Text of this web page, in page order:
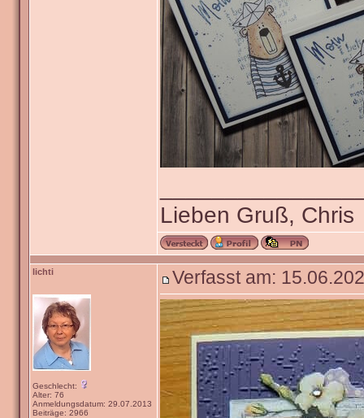
Lieben Gruß, Chris
lichti
Geschlecht:
Alter: 76
Anmeldungsdatum: 29.07.2013
Beiträge: 2966
Verfasst am: